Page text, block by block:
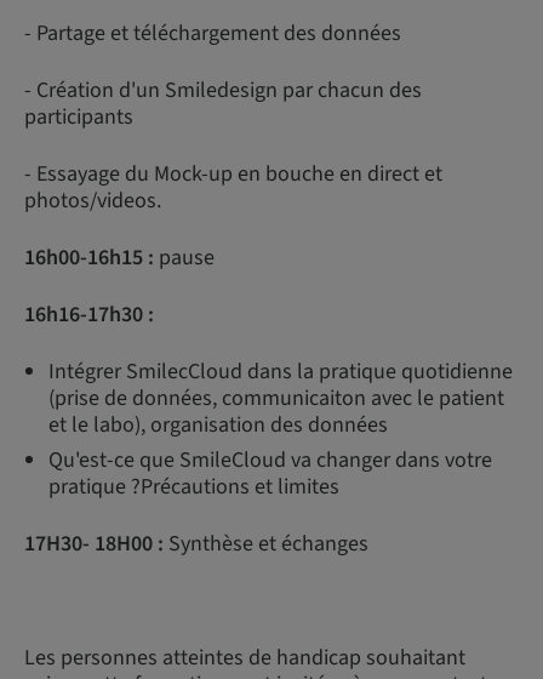
- Partage et téléchargement des données
- Création d'un Smiledesign par chacun des
participants
- Essayage du Mock-up en bouche en direct et
photos/videos.
16h00-16h15 : pause
16h16-17h30 :
Intégrer SmilecCloud dans la pratique quotidienne
(prise de données, communicaiton avec le patient
et le labo), organisation des données
Qu'est-ce que SmileCloud va changer dans votre
pratique ?Précautions et limites
17H30- 18H00 : Synthèse et échanges
Les personnes atteintes de handicap souhaitant